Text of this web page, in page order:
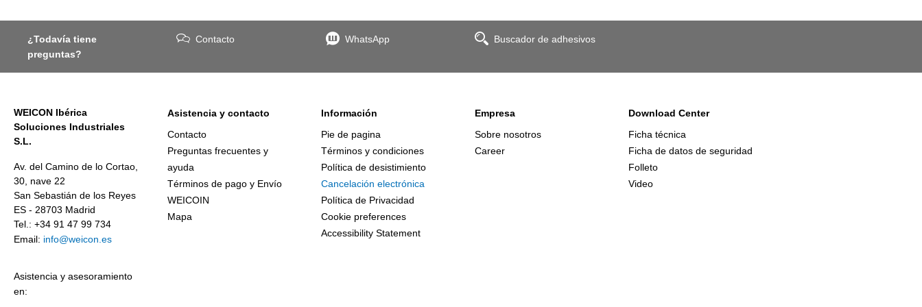
¿Todavía tiene
preguntas?
Contacto WhatsApp Buscador de adhesivos
WEICON Ibérica
Soluciones Industriales
S.L.
Av. del Camino de lo Cortao,
30, nave 22
San Sebastián de los Reyes
ES - 28703 Madrid
Tel.: +34 91 47 99 734
Email: info@weicon.es
Asistencia y asesoramiento
en:
Asistencia y contacto
Contacto
Preguntas frecuentes y
ayuda
Términos de pago y Envío
WEICOIN
Mapa
Información
Pie de pagina
Términos y condiciones
Política de desistimiento
Cancelación electrónica
Política de Privacidad
Cookie preferences
Accessibility Statement
Empresa
Sobre nosotros
Career
Download Center
Ficha técnica
Ficha de datos de seguridad
Folleto
Video